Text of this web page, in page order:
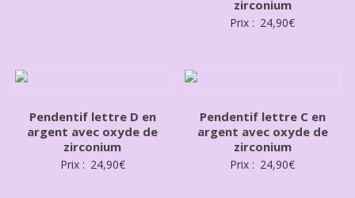
zirconium
Prix : 24,90€
Pendentif lettre D en
argent avec oxyde de
zirconium
Prix : 24,90€
Pendentif lettre C en
argent avec oxyde de
zirconium
Prix : 24,90€